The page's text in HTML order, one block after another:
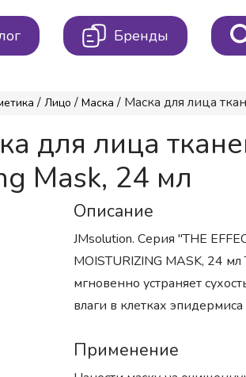
Бренды
/ Лицо / Маска / Маска для лица
для лица
Mask, 24 мл
Описание
JMsolution. Серия "THE
MOISTURIZING MASK, 24
мгновенно устраняет
влаги в клетках
Применение